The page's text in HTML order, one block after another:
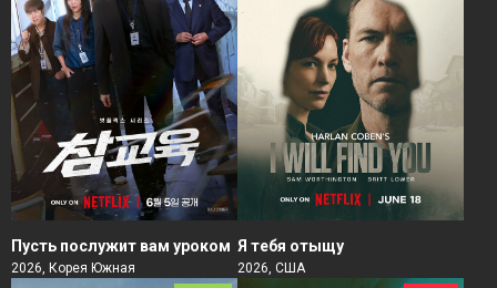
Пусть послужит вам уроком
2026, Корея Южная
Я тебя отыщу
2026, США